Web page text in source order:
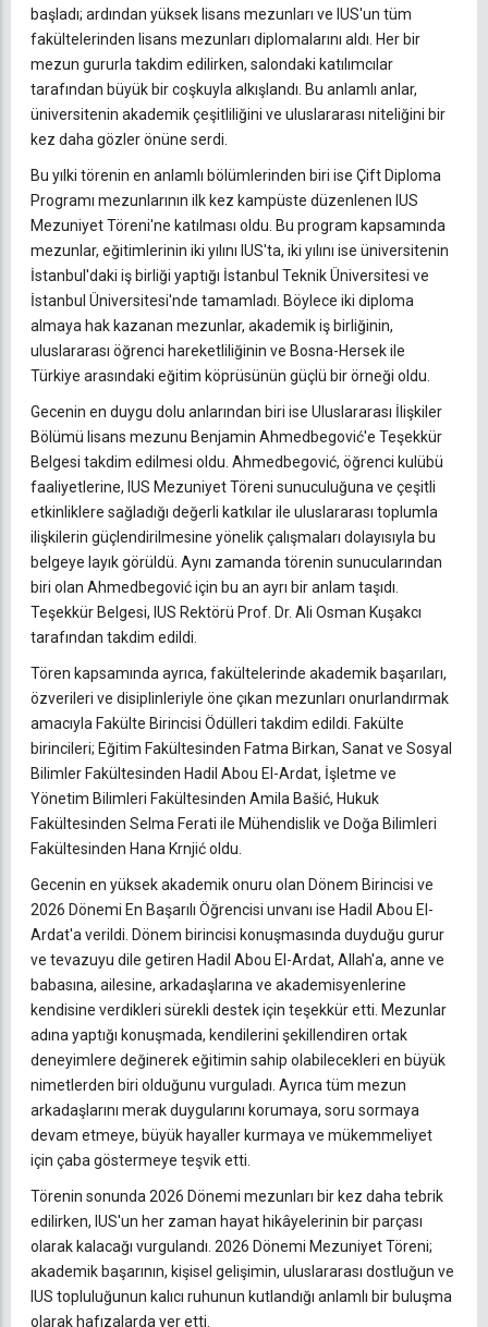
başladı; ardından yüksek lisans mezunları ve IUS'un tüm
fakültelerinden lisans mezunları diplomalarını aldı. Her bir
mezun gururla takdim edilirken, salondaki katılımcılar
tarafından büyük bir coşkuyla alkışlandı. Bu anlamlı anlar,
üniversitenin akademik çeşitliliğini ve uluslararası niteliğini bir
kez daha gözler önüne serdi.
Bu yılki törenin en anlamlı bölümlerinden biri ise Çift Diploma
Programı mezunlarının ilk kez kampüste düzenlenen IUS
Mezuniyet Töreni'ne katılması oldu. Bu program kapsamında
mezunlar, eğitimlerinin iki yılını IUS'ta, iki yılını ise üniversitenin
İstanbul'daki iş birliği yaptığı İstanbul Teknik Üniversitesi ve
İstanbul Üniversitesi'nde tamamladı. Böylece iki diploma
almaya hak kazanan mezunlar, akademik iş birliğinin,
uluslararası öğrenci hareketliliğinin ve Bosna-Hersek ile
Türkiye arasındaki eğitim köprüsünün güçlü bir örneği oldu.
Gecenin en duygu dolu anlarından biri ise Uluslararası İlişkiler
Bölümü lisans mezunu Benjamin Ahmedbegović'e Teşekkür
Belgesi takdim edilmesi oldu. Ahmedbegović, öğrenci kulübü
faaliyetlerine, IUS Mezuniyet Töreni sunuculuğuna ve çeşitli
etkinliklere sağladığı değerli katkılar ile uluslararası toplumla
ilişkilerin güçlendirilmesine yönelik çalışmaları dolayısıyla bu
belgeye layık görüldü. Aynı zamanda törenin sunucularından
biri olan Ahmedbegović için bu an ayrı bir anlam taşıdı.
Teşekkür Belgesi, IUS Rektörü Prof. Dr. Ali Osman Kuşakcı
tarafından takdim edildi.
Tören kapsamında ayrıca, fakültelerinde akademik başarıları,
özverileri ve disiplinleriyle öne çıkan mezunları onurlandırmak
amacıyla Fakülte Birincisi Ödülleri takdim edildi. Fakülte
birincileri; Eğitim Fakültesinden Fatma Birkan, Sanat ve Sosyal
Bilimler Fakültesinden Hadil Abou El-Ardat, İşletme ve
Yönetim Bilimleri Fakültesinden Amila Bašić, Hukuk
Fakültesinden Selma Ferati ile Mühendislik ve Doğa Bilimleri
Fakültesinden Hana Krnjić oldu.
Gecenin en yüksek akademik onuru olan Dönem Birincisi ve
2026 Dönemi En Başarılı Öğrencisi unvanı ise Hadil Abou El-
Ardat'a verildi. Dönem birincisi konuşmasında duyduğu gurur
ve tevazuyu dile getiren Hadil Abou El-Ardat, Allah'a, anne ve
babasına, ailesine, arkadaşlarına ve akademisyenlerine
kendisine verdikleri sürekli destek için teşekkür etti. Mezunlar
adına yaptığı konuşmada, kendilerini şekillendiren ortak
deneyimlere değinerek eğitimin sahip olabilecekleri en büyük
nimetlerden biri olduğunu vurguladı. Ayrıca tüm mezun
arkadaşlarını merak duygularını korumaya, soru sormaya
devam etmeye, büyük hayaller kurmaya ve mükemmeliyet
için çaba göstermeye teşvik etti.
Törenin sonunda 2026 Dönemi mezunları bir kez daha tebrik
edilirken, IUS'un her zaman hayat hikâyelerinin bir parçası
olarak kalacağı vurgulandı. 2026 Dönemi Mezuniyet Töreni;
akademik başarının, kişisel gelişimin, uluslararası dostluğun ve
IUS topluluğunun kalıcı ruhunun kutlandığı anlamlı bir buluşma
olarak hafızalarda yer etti.